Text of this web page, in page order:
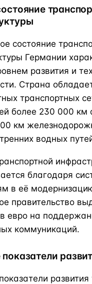
состояние
Германии
развития и
Страна
транспортных
более 230 000 км
км
водных
благодаря
в её
правительство
евро на
коммуникаций.
развития